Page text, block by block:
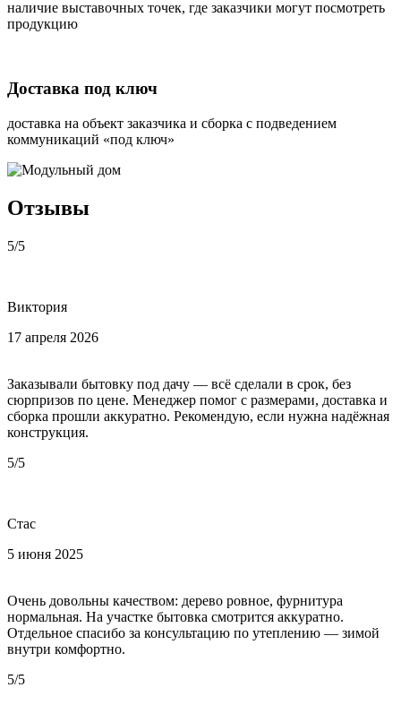
наличие выставочных точек, где заказчики могут посмотреть
продукцию
Доставка под ключ
доставка на объект заказчика и сборка с подведением
коммуникаций «под ключ»
Отзывы
5/5
Виктория
17 апреля 2026
Заказывали бытовку под дачу — всё сделали в срок, без
сюрпризов по цене. Менеджер помог с размерами, доставка и
сборка прошли аккуратно. Рекомендую, если нужна надёжная
конструкция.
5/5
Стас
5 июня 2025
Очень довольны качеством: дерево ровное, фурнитура
нормальная. На участке бытовка смотрится аккуратно.
Отдельное спасибо за консультацию по утеплению — зимой
внутри комфортно.
5/5